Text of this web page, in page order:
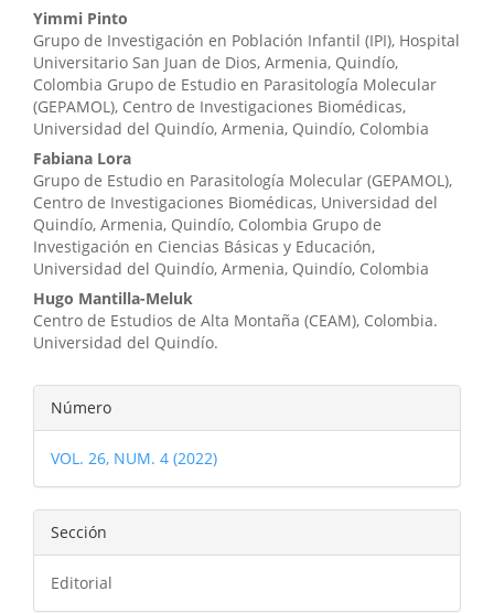
Yimmi Pinto
Grupo de Investigación en Población Infantil (IPI), Hospital
Universitario San Juan de Dios, Armenia, Quindío,
Colombia Grupo de Estudio en Parasitología Molecular
(GEPAMOL), Centro de Investigaciones Biomédicas,
Universidad del Quindío, Armenia, Quindío, Colombia
Fabiana Lora
Grupo de Estudio en Parasitología Molecular (GEPAMOL),
Centro de Investigaciones Biomédicas, Universidad del
Quindío, Armenia, Quindío, Colombia Grupo de
Investigación en Ciencias Básicas y Educación,
Universidad del Quindío, Armenia, Quindío, Colombia
Hugo Mantilla-Meluk
Centro de Estudios de Alta Montaña (CEAM), Colombia.
Universidad del Quindío.
Detalles
del
artículo
Número
VOL. 26, NUM. 4 (2022)
Sección
Editorial